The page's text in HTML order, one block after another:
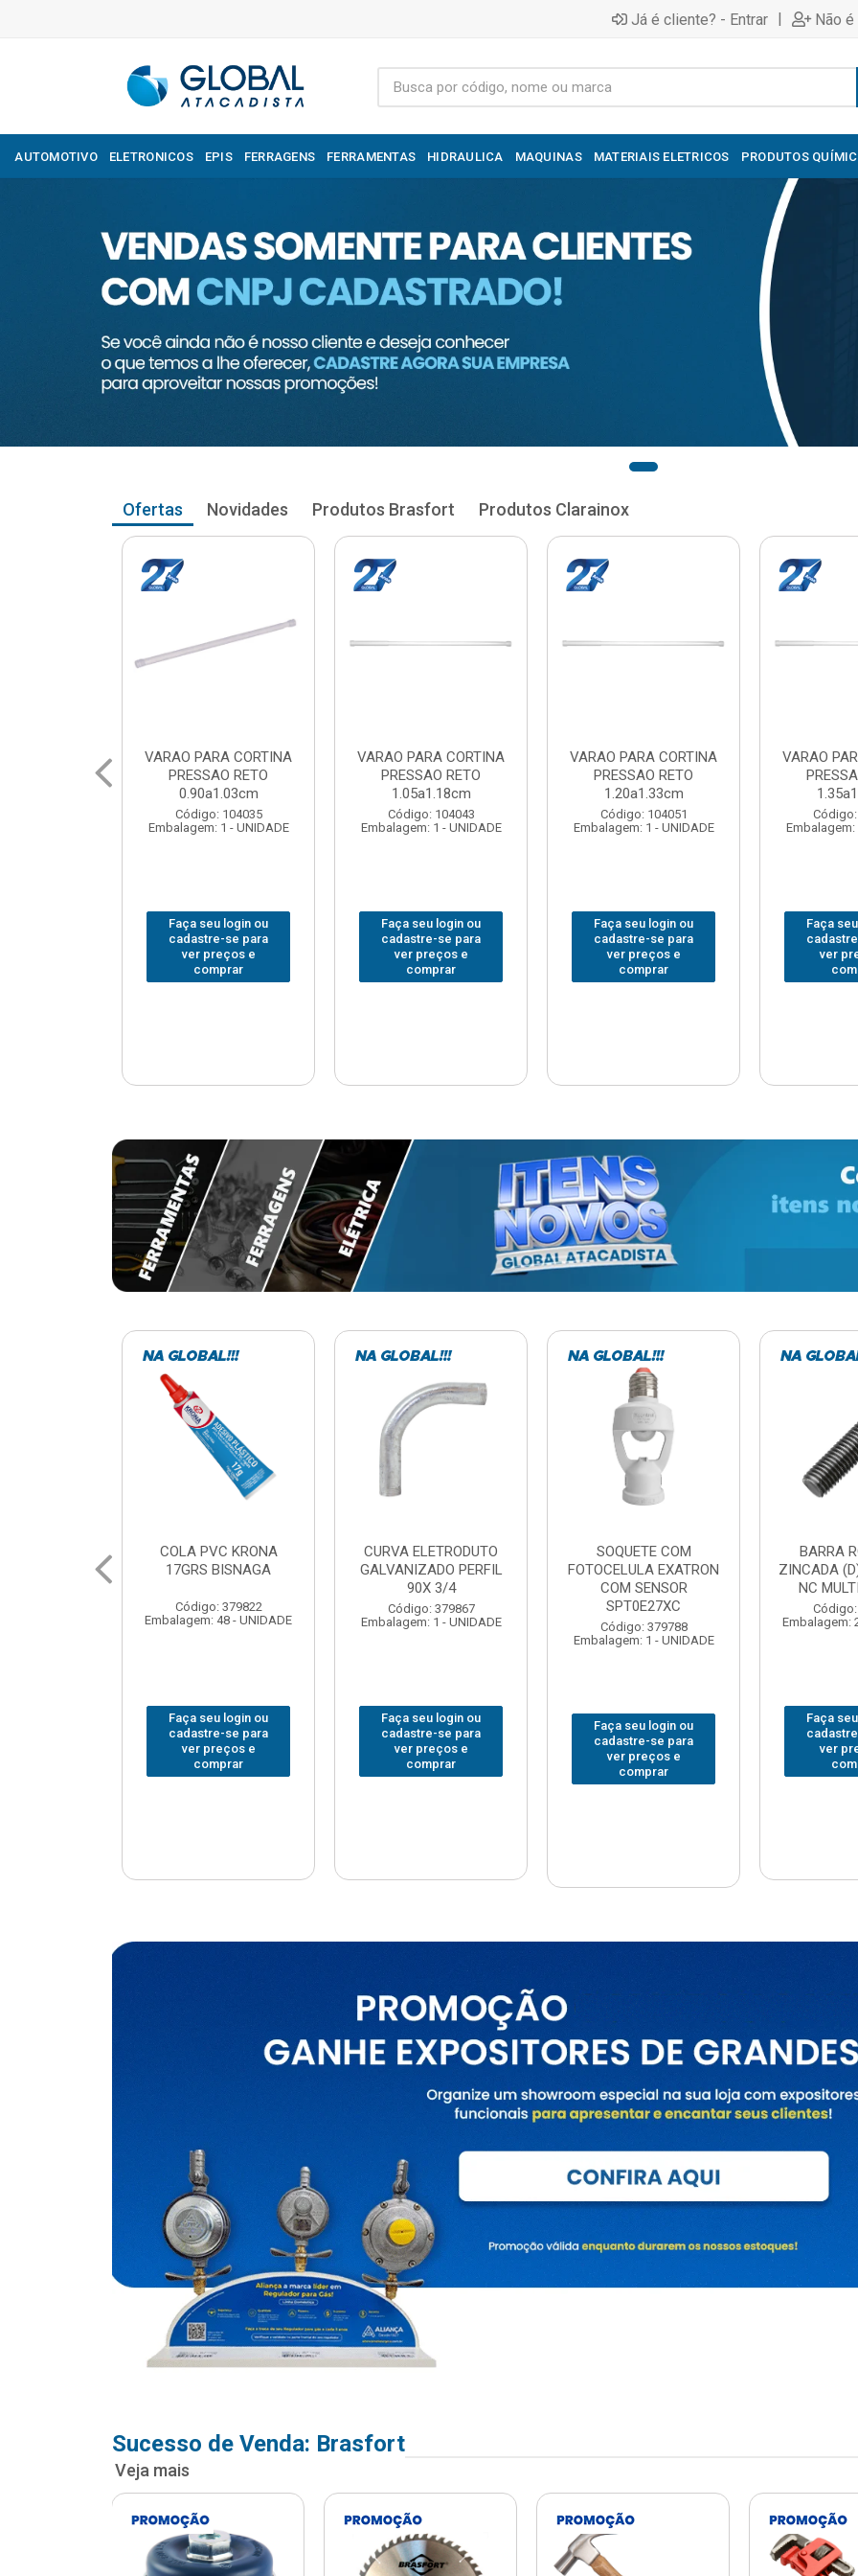
Já é cliente? - Entrar | Não
AUTOMOTIVO ELETRONICOS EPIS FERRAGENS FERRAMENTAS HIDRAULICA MAQUINAS MATERIAIS ELETRICOS PRODUTOS
Ofertas Novidades Produtos Brasfort Produtos Clarainox
VARAO PARA CORTINA
PRESSAO RETO
1.05a1.18cm
Código: 104043
Embalagem: 1 - UNIDADE
Faça seu login ou
cadastre-se para
ver preços e
comprar
VARAO PARA CORTINA
PRESSAO RETO
1.20a1.33cm
Código: 104051
Embalagem: 1 - UNIDADE
Faça seu login ou
cadastre-se para
ver preços e
comprar
VARAO PARA CORTINA
PRESSAO RETO
1.35a1.48cm
Código: 104060
Embalagem: 1 - UNIDADE
Faça seu login ou
cadastre-se para
ver preços e
comprar
VARAO
Embalagem:
Faça
ver
CURVA ELETRODUTO
GALVANIZADO PERFIL
Código: 379867
Embalagem: 1 - UNIDADE
Faça seu login ou
cadastre-se para
ver preços e
comprar
SOQUETE COM
FOTOCELULA EXATRON
COM SENSOR
SPT0E27XC
Código: 379788
Faça seu login ou
cadastre-se para
ver preços e
comprar
BARRA ROSCADA
ZINCADA (D) 5/16”X1MT
NC MULTIBARRAS
Código: 379806
Embalagem: 20 - UNIDADE
Faça seu login ou
cadastre-se para
ver preços e
comprar
JOMARCA
Embalagem:
Faça
ver
Sucesso de Venda: Brasfort
Veja mais